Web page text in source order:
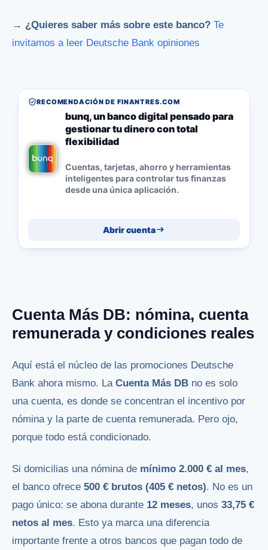
→ ¿Quieres saber más sobre este banco? Te
invitamos a leer Deutsche Bank opiniones
RECOMENDACIÓN DE FINANTRES.COM
bunq, un banco digital pensado para
gestionar tu dinero con total
flexibilidad
Cuentas, tarjetas, ahorro y herramientas
inteligentes para controlar tus finanzas
desde una única aplicación.
Abrir cuenta
Cuenta Más DB: nómina, cuenta
remunerada y condiciones reales
Aquí está el núcleo de las promociones Deutsche
Bank ahora mismo. La Cuenta Más DB no es solo
una cuenta, es donde se concentran el incentivo por
nómina y la parte de cuenta remunerada. Pero ojo,
porque todo está condicionado.
Si domicilias una nómina de mínimo 2.000 € al mes,
el banco ofrece 500 € brutos (405 € netos). No es un
pago único: se abona durante 12 meses, unos 33,75 €
netos al mes. Esto ya marca una diferencia
importante frente a otros bancos que pagan todo de